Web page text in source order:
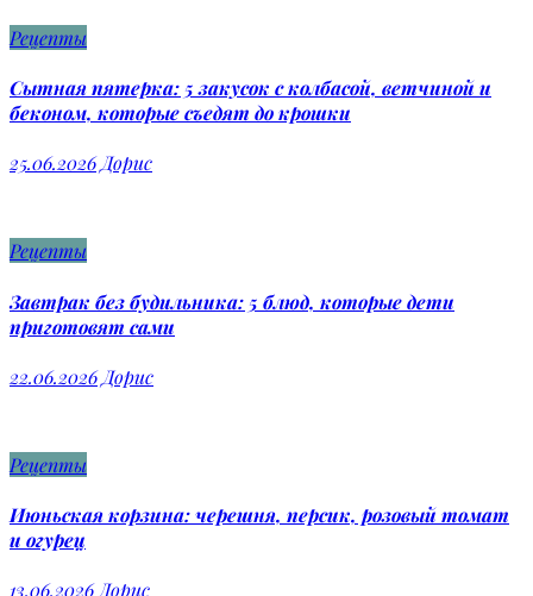
Рецепты
Сытная пятерка: 5 закусок с колбасой, ветчиной и
беконом, которые съедят до крошки
25.06.2026Дорис
Рецепты
Завтрак без будильника: 5 блюд, которые дети
приготовят сами
22.06.2026 Дорис
Рецепты
Июньская корзина: черешня, персик, розовый томат
и огурец
13.06.2026Дорис